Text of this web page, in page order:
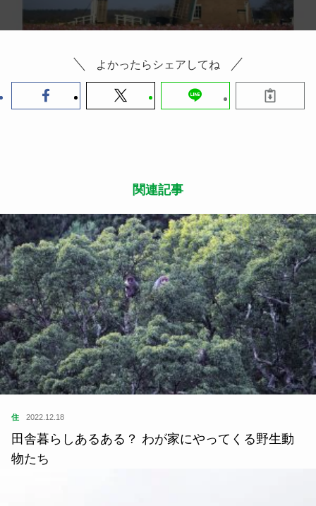
よかったらシェアしてね
関連記事
住 2022.12.18
田舎暮らしあるある？ わが家にやってくる野生動
物たち